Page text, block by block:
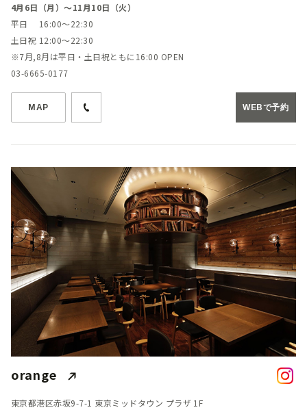
4月6日（月）～11月10日（火）
平日 16:00～22:30
土日祝 12:00～22:30
※7月,8月は平日・土日祝ともに16:00 OPEN
03-6665-0177
MAP WEBで予約
orange
東京都港区赤坂9-7-1 東京ミッドタウン プラザ 1F